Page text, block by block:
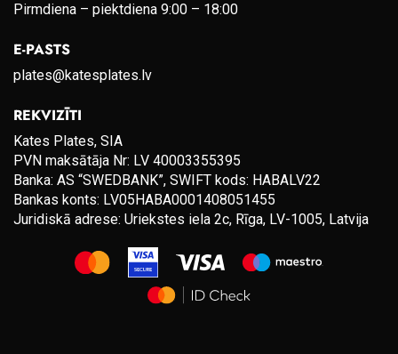
Pirmdiena – piektdiena 9:00 – 18:00
E-PASTS
plates@katesplates.lv
REKVIZĪTI
Kates Plates, SIA
PVN maksātāja Nr: LV 40003355395
Banka: AS “SWEDBANK”, SWIFT kods: HABALV22
Bankas konts: LV05HABA0001408051455
Juridiskā adrese: Uriekstes iela 2c, Rīga, LV-1005, Latvija